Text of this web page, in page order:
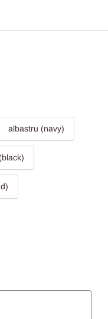
albastru (navy)